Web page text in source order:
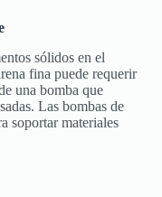
sólidos en el
fina puede requerir
una bomba que
Las bombas de
soportar materiales